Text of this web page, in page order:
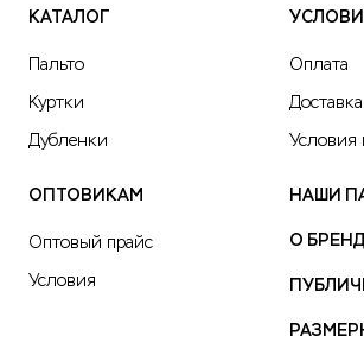
КАТАЛОГ
Пальто
Куртки
Дубленки
Оплата
Доставка
Условия
ОПТОВИКАМ
Оптовый прайс
Условия
НАШИ
О